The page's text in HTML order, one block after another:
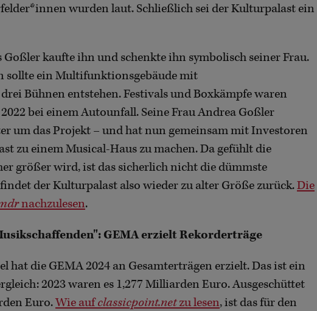
wurden laut. Schließlich sei der Kulturpalast ein
kaufte ihn und schenkte ihn symbolisch seiner Frau.
sollte ein Multifunktionsgebäude mit
Bühnen entstehen. Festivals und Boxkämpfe waren
bei einem Autounfall. Seine Frau Andrea Goßler
um das Projekt – und hat nun gemeinsam mit Investoren
zu einem Musical-Haus zu machen. Da gefühlt die
größer wird, ist das sicherlich nicht die dümmste
der Kulturpalast also wieder zu alter Größe zurück.Die
nachzulesen.
GEMA erzielt Rekorderträge
hat die GEMA 2024 an Gesamterträgen erzielt. Das ist ein
2023 waren es 1,277 Milliarden Euro. Ausgeschüttet
Euro.Wie aufclassicpoint.netzu lesen, ist das für den